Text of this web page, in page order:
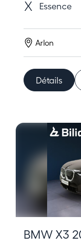
Essence
Arlon
Détails
BMW X3